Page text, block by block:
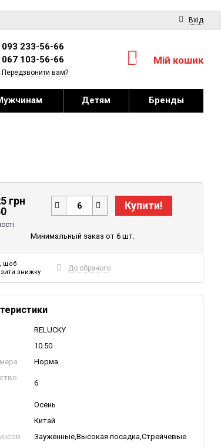
Вхід
093 233-56-66
067 103-56-66
Передзвонити вам?
0 Мій кошик
Детям Бренды
грн
Купити!
Минимальный заказ от 6 шт.
, щоб
знижку
До обраного
RELUCKY
10.50
Норма
6
Осень
Китай
Зауженные,Высокая посадка,Стрейчевые